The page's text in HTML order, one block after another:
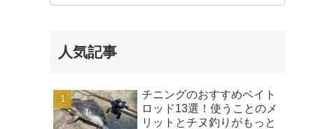
人気記事
チニングのおすすめベイト
ロッド13選！使うことのメ
リットとチヌ釣りがもっと